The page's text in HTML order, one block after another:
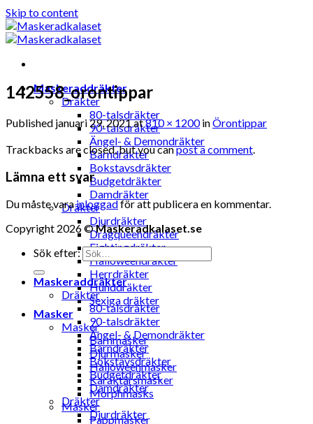
Skip to content
Maskeraddräkter
Dräkter
80-talsdräkter
90-talsdräkter
Ängel- & Demondräkter
Barndräkter
Bokstavsdräkter
Budgetdräkter
Damdräkter
Dräkter
Djurdräkter
Dragqueendräkter
Fightingdräkter
Halloweendräkter
Herrdräkter
Hunddräkter
Sexiga dräkter
Masker
Masker
Barnmasker
Djurmasker
Halloweenmasker
Karaktärsmasker
Morphmasks
Masker
Pappmasker
142558_orontippar
Published januari 29, 2021at810 × 1200inÖrontippar
Trackbacks are closed, but you canpost a comment.
Lämna ett svar
Du måste varainloggadför att publicera en kommentar.
Copyright 2026 ©Maskeradkalaset.se
Sök efter:
Maskeraddräkter
Dräkter
80-talsdräkter
90-talsdräkter
Ängel- & Demondräkter
Barndräkter
Bokstavsdräkter
Budgetdräkter
Damdräkter
Dräkter
Djurdräkter